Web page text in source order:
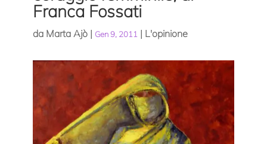
Franca Fossati
da Marta Ajò| Gen 9, 2011| L'opinione